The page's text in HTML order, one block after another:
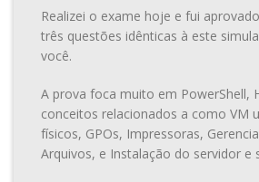
Realizei o exame hoje e fui
três questões idênticas à este
você.
A prova foca muito em PowerShell,
conceitos relacionados a como VM
físicos, GPOs, Impressoras,
Arquivos, e Instalação do servidor e